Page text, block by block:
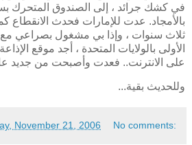
في كشك جرائد ، إلى الصندوق المتحرك
بالأمجاد. عدت للإمارات فحدث الانقطاع
ثلاث سنوات ، وإذا بي مشغول بصراعي
الأولى بالولايات المتحدة ، أجد موقع
على الانترنت.. فعدت وأصبحت من جديد
وللحديث بقية...
November 21, 2006 No comments: